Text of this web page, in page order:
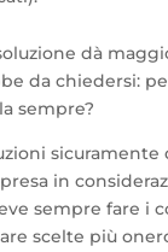
dà
da chiedersi:
sempre?
sicuramente
in
sempre fare i
scelte più